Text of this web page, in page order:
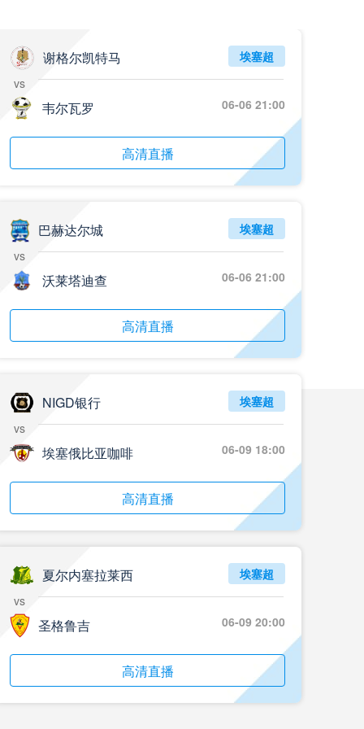
谢格尔凯特马
vs
韦尔瓦罗
埃塞超
06-06 21:00
高清直播
巴赫达尔城
vs
沃莱塔迪查
埃塞超
06-06 21:00
高清直播
NIGD银行
vs
埃塞俄比亚咖啡
埃塞超
06-09 18:00
高清直播
夏尔内塞拉莱西
vs
圣格鲁吉
埃塞超
06-09 20:00
高清直播